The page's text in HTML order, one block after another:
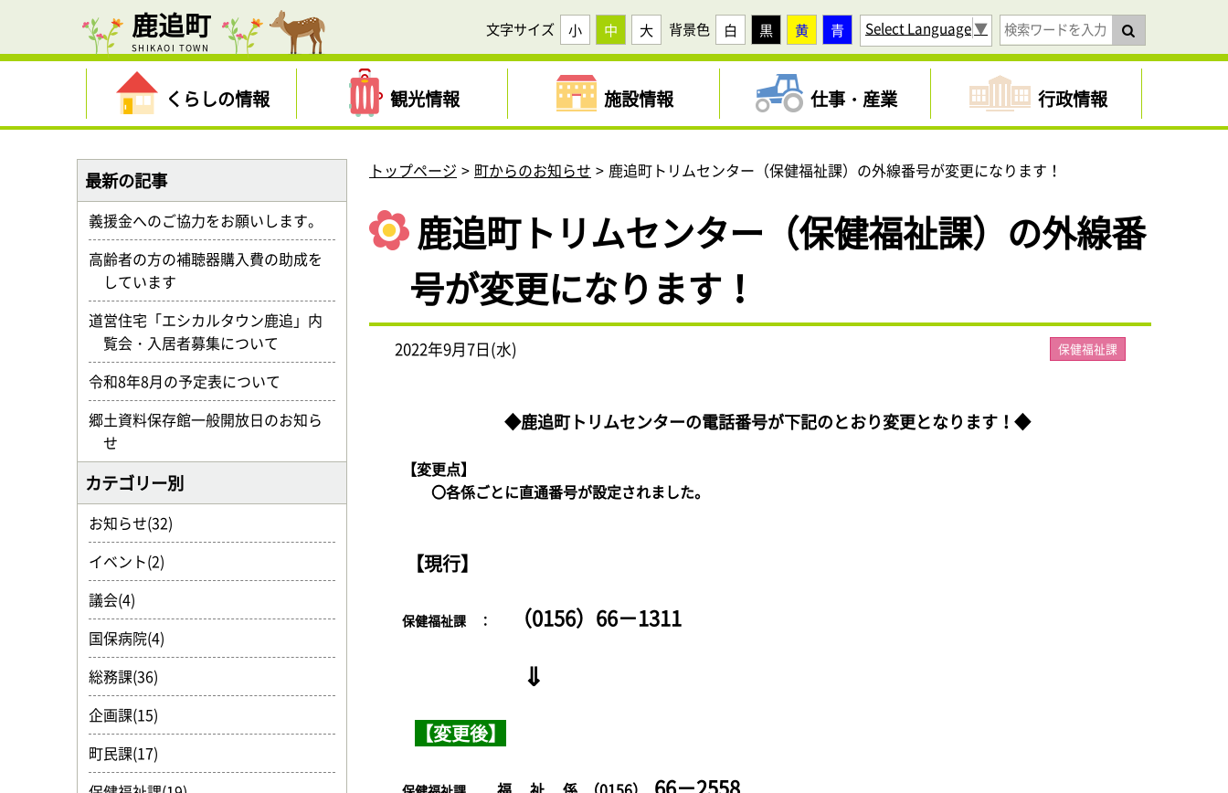
鹿追町
SHIKAOI TOWN
文字サイズ 小 中 大 背景色 白 黒 黄 青 Select Language▼
くらしの情報 観光情報 施設情報 仕事・産業 行政情報
トップページ 町からのお知らせ 鹿追町トリムセンター（保健福祉課）の外線番号が変更になります！
鹿追町トリムセンター（保健福祉課）の外線番
号が変更になります！
2022年9月7日(水) 保健福祉課
◆鹿追町トリムセンターの電話番号が下記のとおり変更となります！◆
【変更点】
〇各係ごとに直通番号が設定されました。
【現行】
保健福祉課 ： （0156）66－1311
⇓
【変更後】
最新の記事
義援金へのご協力をお願いします。
高齢者の方の補聴器購入費の助成を
しています
道営住宅「エシカルタウン鹿追」内
覧会・入居者募集について
令和8年8月の予定表について
郷土資料保存館一般開放日のお知ら
せ
カテゴリー別
お知らせ(32)
イベント(2)
議会(4)
国保病院(4)
総務課(36)
企画課(15)
町民課(17)